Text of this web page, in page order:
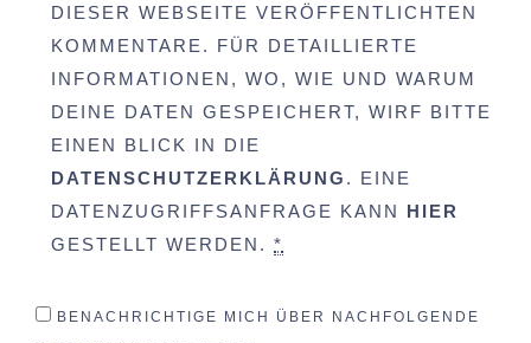
DIESER WEBSEITE VERÖFFENTLICHTEN
KOMMENTARE. FÜR DETAILLIERTE
INFORMATIONEN, WO, WIE UND WARUM
DEINE DATEN GESPEICHERT, WIRF BITTE
EINEN BLICK IN DIE
DATENSCHUTZERKLÄRUNG . EINE
DATENZUGRIFFSANFRAGE KANN HIER
GESTELLT WERDEN. *
BENACHRICHTIGE MICH ÜBER NACHFOLGENDE